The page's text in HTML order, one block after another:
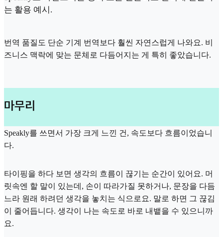
는 활용 예시.
번역 품질도 단순 기계 번역보다 훨씬 자연스럽게 나와요. 비
즈니스 맥락에 맞는 문체로 다듬어지는 게 특히 좋았습니다.
마무리
Speakly를 쓰면서 가장 크게 느낀 건, 속도보다 흐름이었습니
다.
타이핑을 하다 보면 생각의 흐름이 끊기는 순간이 있어요. 머
릿속엔 할 말이 있는데, 손이 따라가질 못하거나, 문장을 다듬
느라 원래 하려던 생각을 놓치는 식으로요. 말로 하면 그 끊김
이 줄어듭니다. 생각이 나는 속도로 바로 내뱉을 수 있으니까
요.